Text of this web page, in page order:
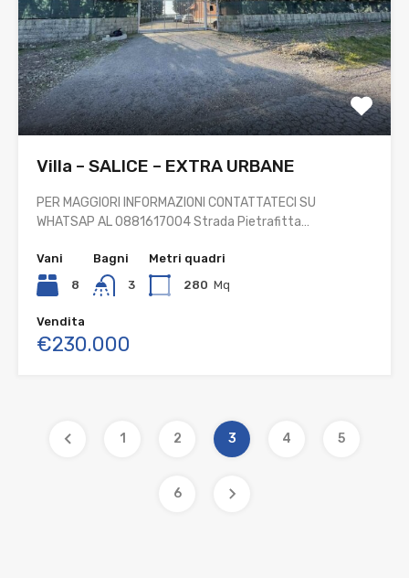
Villa – SALICE – EXTRA URBANE
PER MAGGIORI INFORMAZIONI CONTATTATECI SU
WHATSAP AL 0881617004 Strada Pietrafitta…
Vani
8
Bagni
3
Metri quadri
280 Mq
Vendita
€230.000
1 2 3 4 5
6